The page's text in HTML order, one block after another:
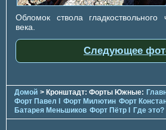
Обломок ствола гладкоствольного
века.
Следующее
Домой > Кронштадт: Форты Южные:
Форт Павел I
Форт Милютин Форт
Батарея Меньшиков Форт Пётр I Где это?